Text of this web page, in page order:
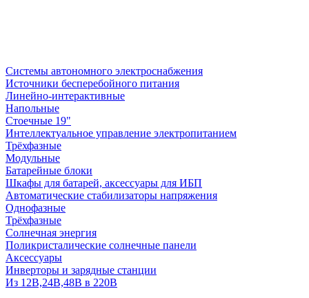
Системы автономного электроснабжения
Источники бесперебойного питания
Линейно-интерактивные
Напольные
Стоечные 19"
Интеллектуальное управление электропитанием
Трёхфазные
Модульные
Батарейные блоки
Шкафы для батарей, аксессуары для ИБП
Автоматические стабилизаторы напряжения
Однофазные
Трёхфазные
Солнечная энергия
Поликристалические солнечные панели
Аксессуары
Инверторы и зарядные станции
Из 12В,24В,48В в 220В